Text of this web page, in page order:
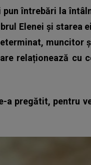
pun întrebări la
Elenei și starea
muncitor
relaționează cu
a pregătit, pentru